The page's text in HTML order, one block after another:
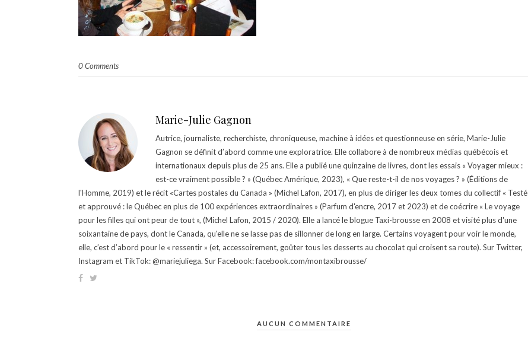
0 Comments
Marie-Julie Gagnon
Autrice, journaliste, recherchiste, chroniqueuse, machine à idées et questionneuse en série, Marie-Julie
Gagnon se définit d’abord comme une exploratrice. Elle collabore à de nombreux médias québécois et
internationaux depuis plus de 25 ans. Elle a publié une quinzaine de livres, dont les essais « Voyager mieux :
est-ce vraiment possible ? » (Québec Amérique, 2023), « Que reste-t-il de nos voyages ? » (Éditions de
l'Homme, 2019) et le récit «Cartes postales du Canada » (Michel Lafon, 2017), en plus de diriger les deux tomes du collectif « Testé
et approuvé : le Québec en plus de 100 expériences extraordinaires » (Parfum d'encre, 2017 et 2023) et de coécrire « Le voyage
pour les filles qui ont peur de tout », (Michel Lafon, 2015 / 2020). Elle a lancé le blogue Taxi-brousse en 2008 et visité plus d'une
soixantaine de pays, dont le Canada, qu'elle ne se lasse pas de sillonner de long en large. Certains voyagent pour voir le monde,
elle, c’est d’abord pour le « ressentir » (et, accessoirement, goûter tous les desserts au chocolat qui croisent sa route). Sur Twitter,
Instagram et TikTok: @mariejuliega. Sur Facebook: facebook.com/montaxibrousse/
AUCUN COMMENTAIRE